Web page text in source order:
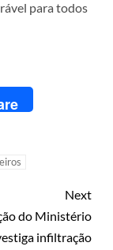
para todos
Next
do Ministério
infiltração